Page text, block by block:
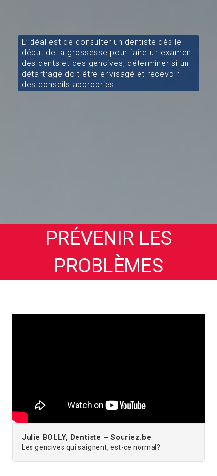
L’idéal est de consulter un dentiste dès le
début de la grossesse pour faire un examen
des dents et des gencives, déterminer si un
détartrage doit être envisagé et recevoir
des conseils appropriés.
PRÉVENIR LES
PROBLÈMES
Julie BOLLY, Dentiste – Souriez.be
Les gencives qui saignent, est-ce normal?